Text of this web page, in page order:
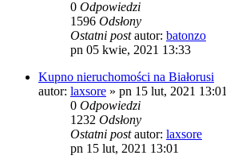
0 Odpowiedzi
1596 Odsłony
Ostatni postautor: batonzo
pn 05 kwie, 2021 13:33
Kupno nieruchomości na Białorusi
autor: laxsore » pn 15 lut, 2021 13:01
0 Odpowiedzi
1232 Odsłony
Ostatni postautor: laxsore
pn 15 lut, 2021 13:01